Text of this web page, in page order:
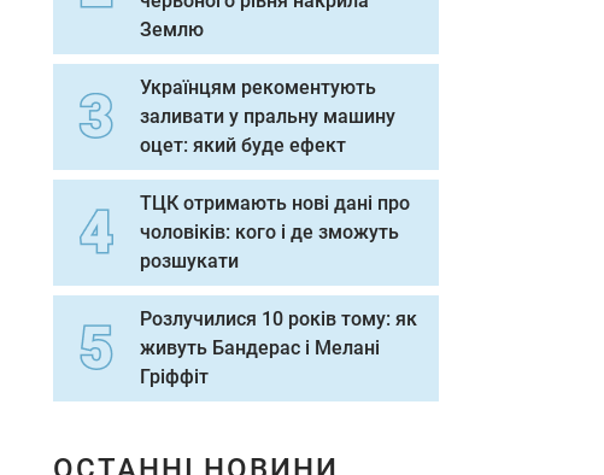
Землю
Українцям рекоментують
заливати у пральну машину
оцет: який буде ефект
ТЦК отримають нові дані про
чоловіків: кого і де зможуть
розшукати
Розлучилися 10 років тому: як
живуть Бандерас і Мелані
Гріффіт